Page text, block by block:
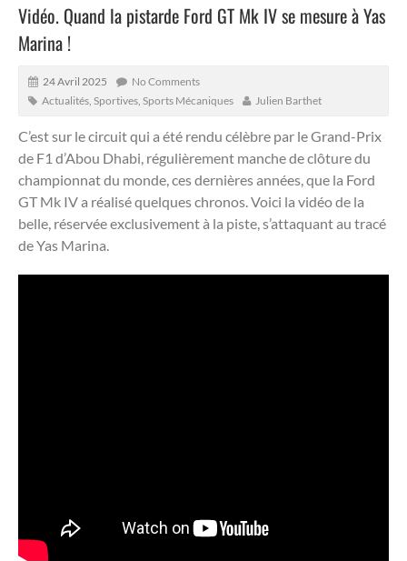
Vidéo. Quand la pistarde Ford GT Mk IV se mesure à Yas
Marina !
24 Avril 2025
No Comments
Actualités Sportives Sports Mécaniques Julien Barthet
C’est sur le circuit qui a été rendu célèbre par le Grand-Prix
de F1 d’Abou Dhabi, régulièrement manche de clôture du
championnat du monde, ces dernières années, que la Ford
GT Mk IV a réalisé quelques chronos.Voici la vidéo de la
belle, réservée exclusivement à la piste, s’attaquant au tracé
de Yas Marina.